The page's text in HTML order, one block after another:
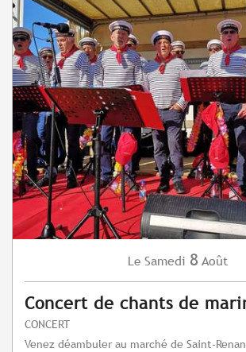
Le Samedi 8 Août
Concert de chants de
CONCERT
Venez déambuler au marché de Saint-